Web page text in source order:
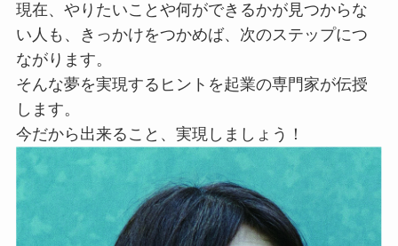
現在、やりたいことや何ができるかが見つからな
い人も、きっかけをつかめば、次のステップにつ
ながります。
そんな夢を実現するヒントを起業の専門家が伝授
します。
今だから出来ること、実現しましょう！